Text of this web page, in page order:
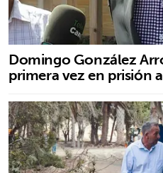
Domingo González
primera vez en prisión